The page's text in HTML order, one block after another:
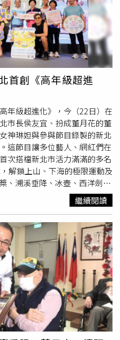
來虛損之病。若能順應季節、
月的陰氣反能轉為滋養，讓身
星在2025年重陽節過後對於
，易受環境與情緒影響，使得
，特別是與消化系統、腸胃、
較為顯著，這並非突發的病，
寒時被放大。天月星也容易讓
可能因情緒低落導致食慾不
頭暈。對羊者來說，這段時期
因為心念若沉，氣血即滯。若
合輕柔運動、均衡飲食，便能
機，而非疾病的根源。●生肖
對於屬鼠者，其影響並非立
神層面，屬鼠者思慮深、心事
陷入莫名的憂鬱、焦慮或倦怠
受更敏銳，對人事的起伏更易
質與神經系統。健康上不一定
不同步」的現象，如腦子太
覺這股細微的能量變化，適時
然、調整呼吸節奏，反而能讓
助力。此時的身體狀況，不在
僅供參考，請勿過度迷信！
首創《高年級超進
年級超進化》，今（22日）在
市長侯友宜、扮成董月花的董
神琳妲與參與節目錄製的新北
這節目讓多位藝人、網紅們在
次搭檔新北市活力滿滿的多名
解鎖上山、下海的極限運動及
、溯溪垂降、冰壺、西洋劍等
挑戰，徹底顛覆外界對長者們
象，每集參與錄製的高年級生
，也讓全台灣都看見新北長輩
侯友宜表示，讓長者在地樂
要目標，除了里里銀髮俱樂部
關懷據點，並開設多元的培訓
，達到越活越進化的目標，希
放國民運動中心，7月起擴大
家門，走進新北這座有山有海
休生活。侯友宜鼓勵長輩多外
會局提供）董至成回想節目錄
繼續閱讀